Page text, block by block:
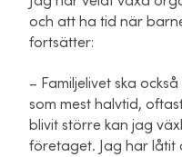
och att ha tid när
fortsätter:
– Familjelivet ska
som mest halvtid,
blivit större kan jag
företaget. Jag har